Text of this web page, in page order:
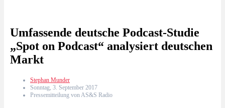
Umfassende deutsche Podcast-Studie
„Spot on Podcast“ analysiert deutschen
Markt
Stephan Munder
Sonntag, 3. September 2017
Pressemitteilung von AS&S Radio